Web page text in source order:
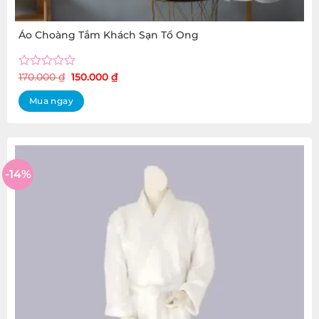
Áo Choàng Tắm Khách Sạn Tổ Ong
Rated
out
of
170.000₫ Original
was:
170.000 ₫.
150.000 ₫Current
price
Mua ngay
-14%